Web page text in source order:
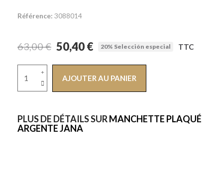
Référence 3088014
63,00 € 50,40 € 20% Selección especial TTC
AJOUTER AU PANIER
PLUS DE DÉTAILS SURMANCHETTE PLAQUÉ
ARGENTE JANA